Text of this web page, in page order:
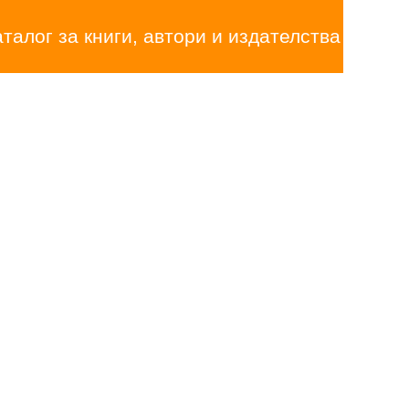
за книги, автори и издателства